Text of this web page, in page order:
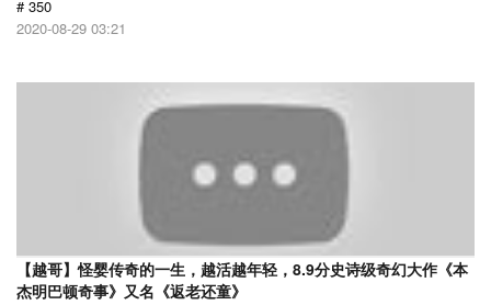
# 350
2020-08-29 03:21
【越哥】怪婴传奇的一生，越活越年轻，8.9分史诗级奇幻大作《本
杰明巴顿奇事》又名《返老还童》